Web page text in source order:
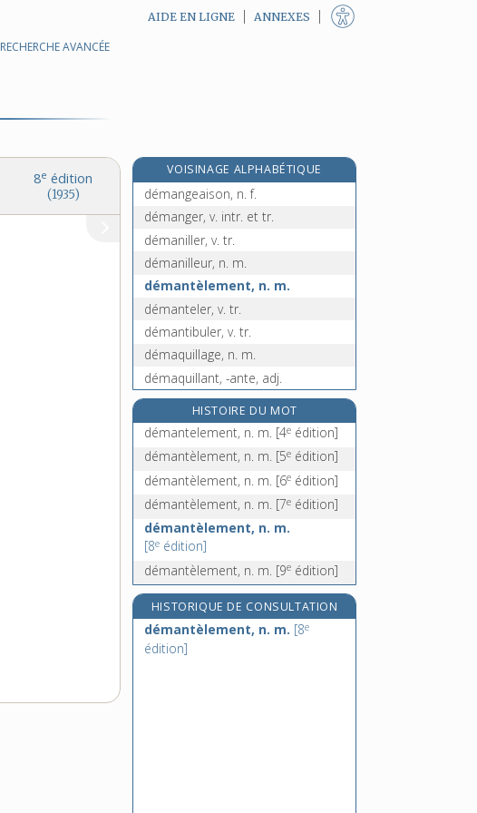
RECHERCHE AVANCÉE
AIDE EN LIGNE ANNEXES
8e édition
(1935)
VOISINAGE ALPHABÉTIQUE
demandeur, -euse, n.
démangeaison, n. f.
démanger, v. intr. et tr.
démaniller, v. tr.
démanilleur, n. m.
démantèlement, n. m.
démanteler, v. tr.
démantibuler, v. tr.
démaquillage, n. m.
démaquillant, -ante, adj.
démaquiller, v. tr.
démarcatif, -ive, adj.
démarcation, n. f.
HISTOIRE DU MOT
démantelement, n. m. [4e édition]
démantèlement, n. m. [5e édition]
démantèlement, n. m. [6e édition]
démantèlement, n. m. [7e édition]
démantèlement, n. m.
[8e édition]
démantèlement, n. m. [9e édition]
HISTORIQUE DE CONSULTATION
démantèlement, n. m. [8e
édition]